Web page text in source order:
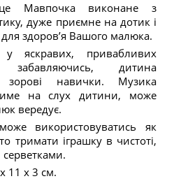
Мавпочка виконане з
дуже приємне на дотик і
здоров’я Вашого малюка.
у яскравих, привабливих
дитина
зорові навички. Музика
на слух дитини, може
вередує.
використовуватись як
тримати іграшку в чистоті,
11 х 3 см.